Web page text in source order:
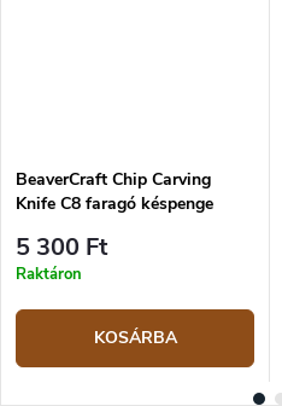
BeaverCraft Chip Carving
Knife C8 faragó késpenge
5 300 Ft
Raktáron
KOSÁRBA